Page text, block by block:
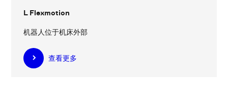
L Flexmotion
机器人位于机床外部
查看更多